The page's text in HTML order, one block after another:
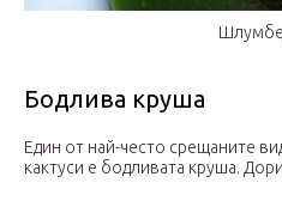
Бодлива круша
Един от най-често срещаните
кактуси е бодливата круша.